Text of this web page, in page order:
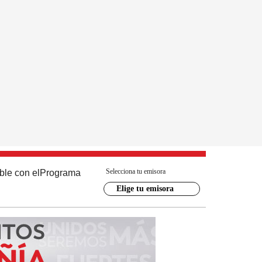
con el Programa Selecciona tu emisora
Elige tu emisora